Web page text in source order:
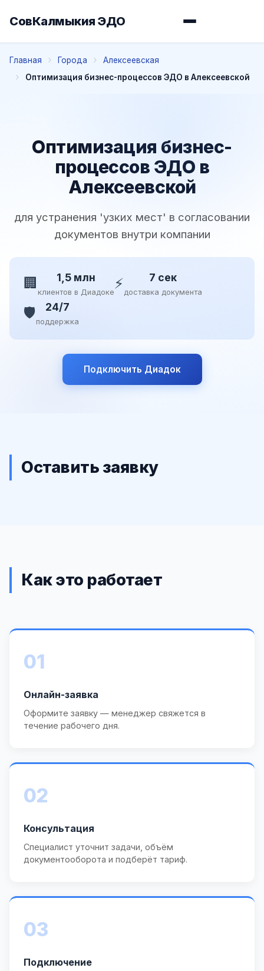
СовКалмыкия ЭДО
Главная Города
Алексеевская
Оптимизация бизнес-процессов ЭДО в Алексеевской
Оптимизация бизнес-
процессов ЭДО в
Алексеевской
для устранения 'узких мест' в согласовании
документов внутри компании
🏢 1,5 млн
клиентов в Диадоке⚡ 7 сек
доставка документа
🛡️ 24/7
поддержка
Подключить Диадок
Оставить заявку
Как это работает
01
Онлайн-заявка
Оформите заявку — менеджер свяжется в
течение рабочего дня.
02
Консультация
Специалист уточнит задачи, объём
документооборота и подберёт тариф.
03
Подключение